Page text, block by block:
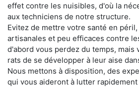
effet contre les nuisibles, d'où la
aux techniciens de notre structure.
Evitez de mettre votre santé en
artisanales et peu efficaces contre
d'abord vous perdez du temps, mais
rats de se développer à leur aise
Nous mettons à disposition, des
qui vous aideront à lutter